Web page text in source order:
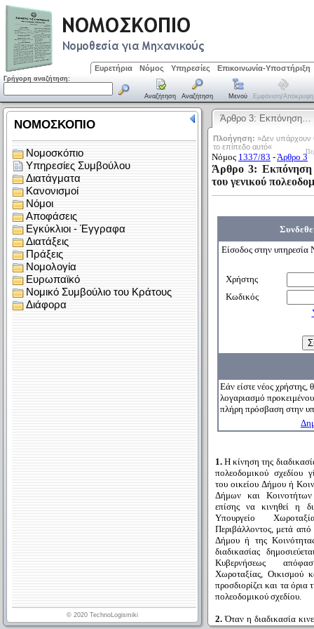
Ευρετήρια Νόμος Υπηρεσίες Επικοινωνία-Υποστήριξη
Γρήγορη αναζήτηση:
Αναζήτηση Αναζήτηση Μενού Εμφάνιση/απόκρυψη
Άρθρο 3: Εκπόνηση…